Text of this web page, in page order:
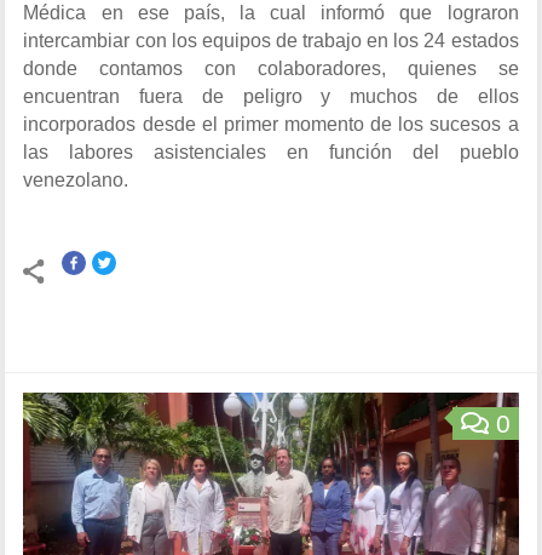
Médica en ese país, la cual informó que lograron
intercambiar con los equipos de trabajo en los 24 estados
donde contamos con colaboradores, quienes se
encuentran fuera de peligro y muchos de ellos
incorporados desde el primer momento de los sucesos a
las labores asistenciales en función del pueblo
venezolano.
0